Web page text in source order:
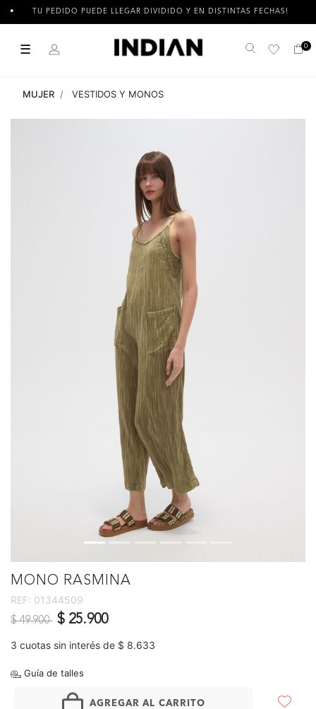
TU PEDIDO PUEDE LLEGAR DIVIDIDO Y EN DISTINTAS FECHAS!
☰ Buscar 0
MUJER VESTIDOS Y MONOS
MONO RASMINA
REF: 01344509
Precio reducido de
$ 49.900 a$ 25.900
3 cuotas sin interés de $ 8.633
Guía de talles
AGREGAR AL CARRITO